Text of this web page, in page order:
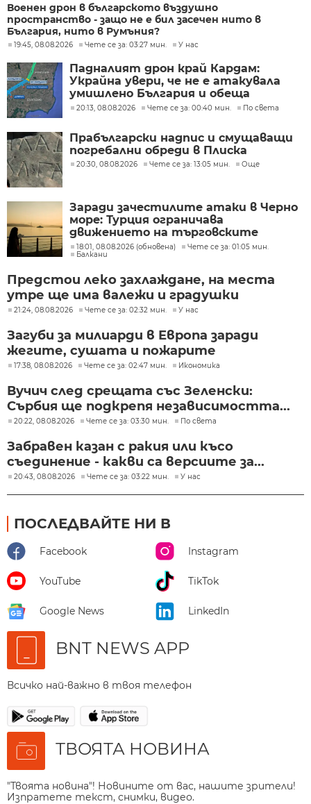
Военен дрон в българското въздушно
пространство - защо не е бил засечен нито в
България, нито в Румъния?
19:45, 08.08.2026 Чете се за: 03:27 мин. У нас
Падналият дрон край Кардам:
Украйна увери, че не е атакувала
умишлено България и обеща
разследване
20:13, 08.08.2026 Чете се за: 00:40 мин. По света
Прабългарски надпис и смущаващи
погребални обреди в Плиска
20:30, 08.08.2026 Чете се за: 13:05 мин. Още
Заради зачестилите атаки в Черно
море: Турция ограничава
движението на търговските
кораби
18:01, 08.08.2026 (обновена)
Чете се за: 01:05 мин.
Балкани
Предстои леко захлаждане, на места
утре ще има валежи и градушки
21:24, 08.08.2026 Чете се за: 02:32 мин. У нас
Загуби за милиарди в Европа заради
жегите, сушата и пожарите
17:38, 08.08.2026 Чете се за: 02:47 мин. Икономика
Вучич след срещата със Зеленски:
Сърбия ще подкрепя независимостта...
20:22, 08.08.2026 Чете се за: 03:30 мин. По света
Забравен казан с ракия или късо
съединение - какви са версиите за...
20:43, 08.08.2026 Чете се за: 03:22 мин. У нас
ПОСЛЕДВАЙТЕ НИ В
Facebook Instagram
YouTube TikTok
Google News LinkedIn
BNT NEWS APP
Всичко най-важно в твоя телефон
ТВОЯТА НОВИНА
"Твоята новина"! Новините от вас, нашите зрители!
Изпратете текст, снимки, видео.